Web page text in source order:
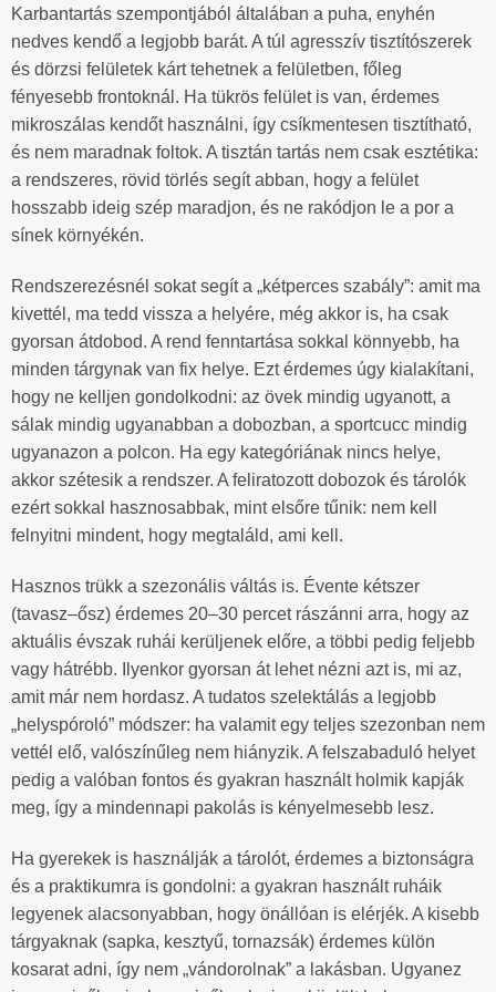
Karbantartás szempontjából általában a puha, enyhén
nedves kendő a legjobb barát. A túl agresszív tisztítószerek
és dörzsi felületek kárt tehetnek a felületben, főleg
fényesebb frontoknál. Ha tükrös felület is van, érdemes
mikroszálas kendőt használni, így csíkmentesen tisztítható,
és nem maradnak foltok. A tisztán tartás nem csak esztétika:
a rendszeres, rövid törlés segít abban, hogy a felület
hosszabb ideig szép maradjon, és ne rakódjon le a por a
sínek környékén.
Rendszerezésnél sokat segít a „kétperces szabály”: amit ma
kivettél, ma tedd vissza a helyére, még akkor is, ha csak
gyorsan átdobod. A rend fenntartása sokkal könnyebb, ha
minden tárgynak van fix helye. Ezt érdemes úgy kialakítani,
hogy ne kelljen gondolkodni: az övek mindig ugyanott, a
sálak mindig ugyanabban a dobozban, a sportcucc mindig
ugyanazon a polcon. Ha egy kategóriának nincs helye,
akkor szétesik a rendszer. A feliratozott dobozok és tárolók
ezért sokkal hasznosabbak, mint elsőre tűnik: nem kell
felnyitni mindent, hogy megtaláld, ami kell.
Hasznos trükk a szezonális váltás is. Évente kétszer
(tavasz–ősz) érdemes 20–30 percet rászánni arra, hogy az
aktuális évszak ruhái kerüljenek előre, a többi pedig feljebb
vagy hátrébb. Ilyenkor gyorsan át lehet nézni azt is, mi az,
amit már nem hordasz. A tudatos szelektálás a legjobb
„helyspóroló” módszer: ha valamit egy teljes szezonban nem
vettél elő, valószínűleg nem hiányzik. A felszabaduló helyet
pedig a valóban fontos és gyakran használt holmik kapják
meg, így a mindennapi pakolás is kényelmesebb lesz.
Ha gyerekek is használják a tárolót, érdemes a biztonságra
és a praktikumra is gondolni: a gyakran használt ruháik
legyenek alacsonyabban, hogy önállóan is elérjék. A kisebb
tárgyaknak (sapka, kesztyű, tornazsák) érdemes külön
kosarat adni, így nem „vándorolnak” a lakásban. Ugyanez